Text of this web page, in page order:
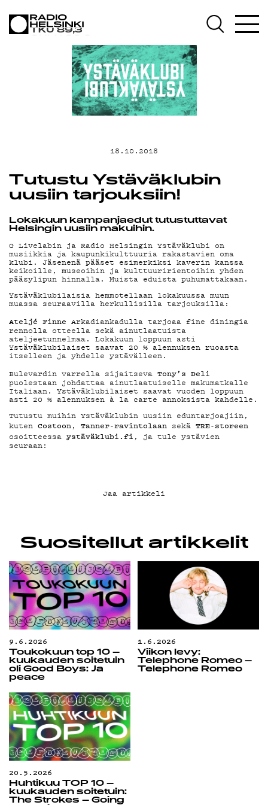
OHJELMAT
TEKIJÄT
ON-DEMAND
PODCAST
MAINOSTA
G LIVELAB
YSTÄVÄKLUBI
TIETOSUOJA
18.10.2018
Tutustu Ystäväklubin
uusiin tarjouksiin!
Lokakuun kampanjaedut tutustuttavat
Helsingin uusiin makuihin.
G Livelabin ja Radio Helsingin Ystäväklubi on
musiikkia ja kaupunkikulttuuria rakastavien oma
klubi. Jäsenenä pääset esimerkiksi kaverin kanssa
keikoille, museoihin ja kulttuuririentoihin yhden
pääsylipun hinnalla. Muista eduista puhumattakaan.
Ystäväklubilaisia hemmotellaan lokakuussa muun
muassa seuraavilla herkullisilla tarjouksilla:
Ateljé Finne Arkadiankadulla tarjoaa fine diningia
rennolla otteella sekä ainutlaatuista
ateljeetunnelmaa. Lokakuun loppuun asti
Ystäväklubilaiset saavat 20 % alennuksen ruoasta
itselleen ja yhdelle ystävälleen.
Bulevardin varrella sijaitseva Tony’s Deli
puolestaan johdattaa ainutlaatuiselle makumatkalle
Italiaan. Ystäväklubilaiset saavat vuoden loppuun
asti 20 % alennuksen à la carte annoksista kahdelle.
Tutustu muihin Ystäväklubin uusiin eduntarjoajiin,
kuten Costoon, Tanner-ravintolaan sekä TRE-storeen
osoitteessa ystäväklubi.fi , ja tule ystävien
seuraan!
Jaa artikkeli
Suositellut artikkelit
9.6.2026
Toukokuun top 10 –
kuukauden soitetuin
oli Good Boys: Ja
peace
1.6.2026
Viikon levy:
Telephone Romeo –
Telephone Romeo
20.5.2026
Huhtikuu TOP 10 –
kuukauden soitetuin:
The Strokes – Going